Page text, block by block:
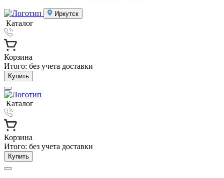
Иркутск
Каталог
Корзина
Итого: без учета доставки
Купить
Каталог
Корзина
Итого: без учета доставки
Купить